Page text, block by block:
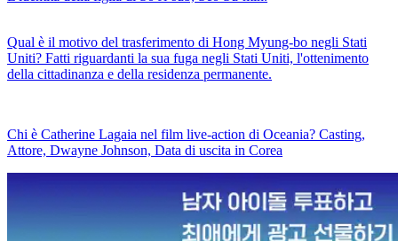
Qual è il motivo del trasferimento di Hong Myung-bo negli Stati
Uniti? Fatti riguardanti la sua fuga negli Stati Uniti, l'ottenimento
della cittadinanza e della residenza permanente.
Chi è Catherine Lagaia nel film live-action di Oceania? Casting,
Attore, Dwayne Johnson, Data di uscita in Corea